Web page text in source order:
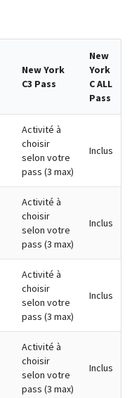
New York
C3 Pass
New
York
C ALL
Pass
Activité à
choisir
selon votre
pass (3 max)
Inclus
Activité à
choisir
selon votre
pass (3 max)
Inclus
Activité à
choisir
selon votre
pass (3 max)
Inclus
Activité à
choisir
selon votre
pass (3 max)
Inclus